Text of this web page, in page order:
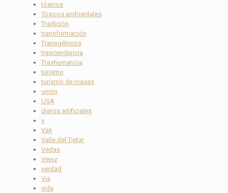
tóxicos
Tóxicos ambientales
Tradición
transformación
Transgénicos
trascendencia
Trashumancia
turismo
turismo de masas
unión
USA
úteros artificiales
v
Vak
Valle del Tietar
Vedas
Vejez
verdad
Via
vida